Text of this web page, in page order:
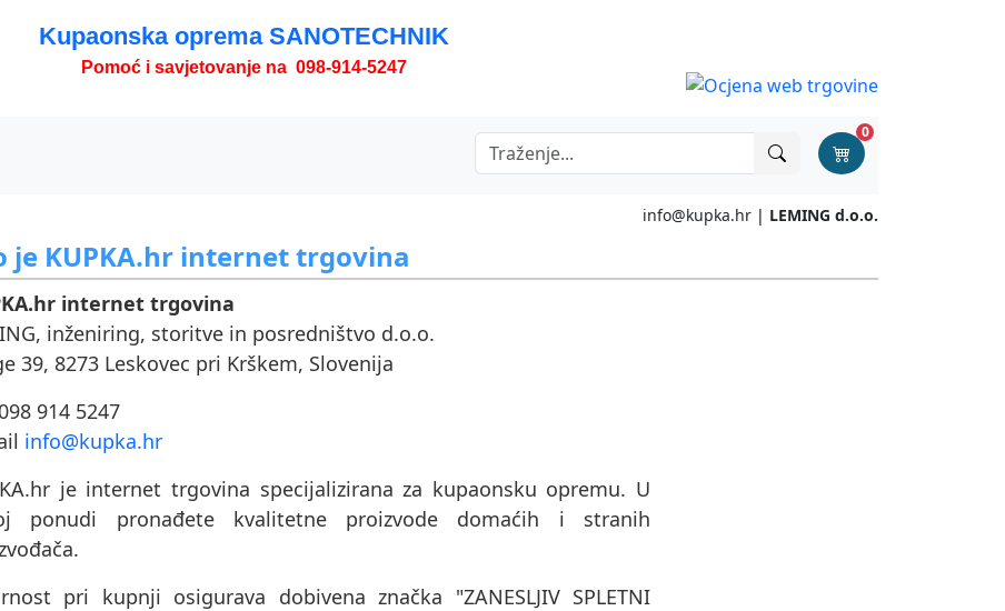
Kupaonska oprema SANOTECHNIK
Pomoć i savjetovanje na 098-914-5247
0
info@kupka.hr | LEMING d.o.o.
je KUPKA.hr internet trgovina
internet trgovina
inženiring, storitve in posredništvo d.o.o.
39, 8273 Leskovec pri Krškem, Slovenija
914 5247
info@kupka.hr
je internet trgovina specijalizirana za kupaonsku opremu. U
ponudi pronađete kvalitetne proizvode domaćih i stranih
pri kupnji osigurava dobivena značka "ZANESLJIV SPLETNI